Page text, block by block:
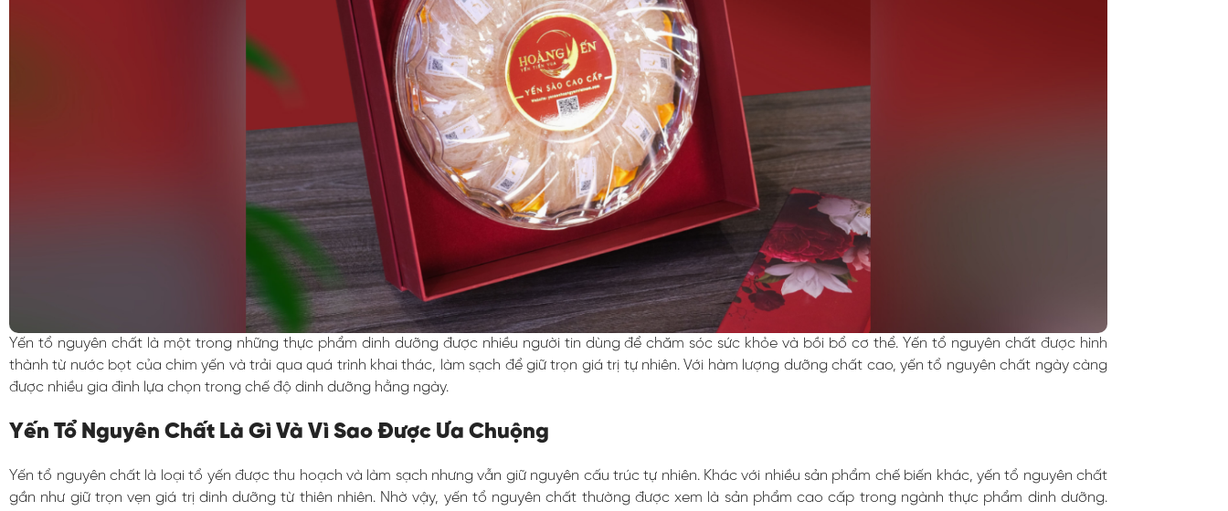
Yến tổ nguyên chất là một trong những thực phẩm dinh dưỡng được nhiều người tin dùng để chăm sóc sức khỏe và bồi bổ cơ thể. Yến tổ nguyên chất được hình
thành từ nước bọt của chim yến và trải qua quá trình khai thác, làm sạch để giữ trọn giá trị tự nhiên. Với hàm lượng dưỡng chất cao, yến tổ nguyên chất ngày càng
được nhiều gia đình lựa chọn trong chế độ dinh dưỡng hằng ngày.
Yến Tổ Nguyên Chất Là Gì Và Vì Sao Được Ưa Chuộng
Yến tổ nguyên chất là loại tổ yến được thu hoạch và làm sạch nhưng vẫn giữ nguyên cấu trúc tự nhiên. Khác với nhiều sản phẩm chế biến khác, yến tổ nguyên chất
gần như giữ trọn vẹn giá trị dinh dưỡng từ thiên nhiên. Nhờ vậy, yến tổ nguyên chất thường được xem là sản phẩm cao cấp trong ngành thực phẩm dinh dưỡng.